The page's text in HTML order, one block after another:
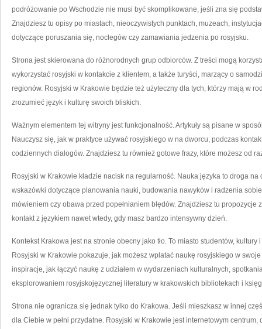
podróżowanie po Wschodzie nie musi być skomplikowane, jeśli zna się
Znajdziesz tu opisy po miastach, nieoczywistych punktach, muzeach,
dotyczące poruszania się, noclegów czy zamawiania jedzenia po rosyjsku.
Strona jest skierowana do różnorodnych grup odbiorców. Z treści mogą
wykorzystać rosyjski w kontakcie z klientem, a także turyści, marzący o
regionów. Rosyjski w Krakowie będzie też użyteczny dla tych, którzy mają w
zrozumieć język i kulturę swoich bliskich.
Ważnym elementem tej witryny jest funkcjonalność. Artykuły są pisane w
Nauczysz się, jak w praktyce używać rosyjskiego w na dworcu, podczas
codziennych dialogów. Znajdziesz tu również gotowe frazy, które możesz od
Rosyjski w Krakowie kładzie nacisk na regularność. Nauka języka to droga
wskazówki dotyczące planowania nauki, budowania nawyków i radzenia
mówieniem czy obawa przed popełnianiem błędów. Znajdziesz tu
kontakt z językiem nawet wtedy, gdy masz bardzo intensywny dzień.
Kontekst Krakowa jest na stronie obecny jako tło. To miasto studentów,
Rosyjski w Krakowie pokazuje, jak możesz wplatać naukę rosyjskiego w
inspiracje, jak łączyć naukę z udziałem w wydarzeniach kulturalnych,
eksplorowaniem rosyjskojęzycznej literatury w krakowskich bibliotekach i
Strona nie ogranicza się jednak tylko do Krakowa. Jeśli mieszkasz w innej
dla Ciebie w pełni przydatne. Rosyjski w Krakowie jest internetowym